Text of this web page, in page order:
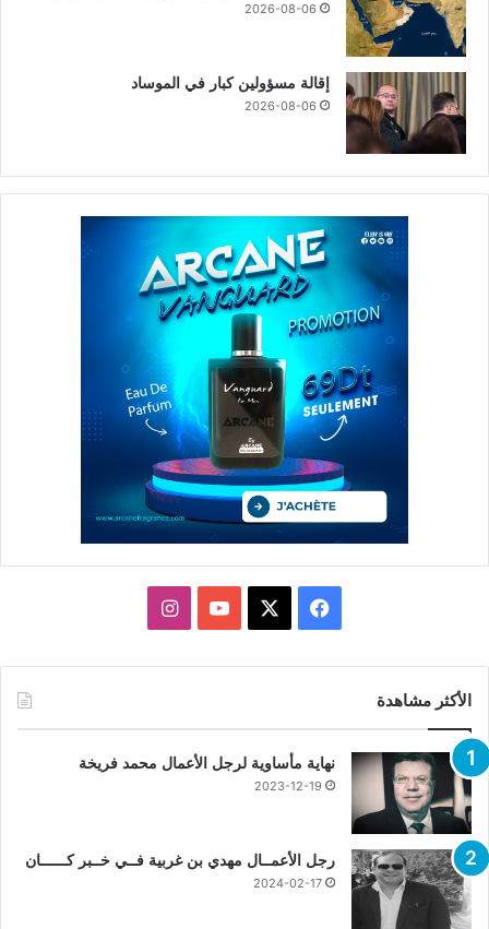
2026-08-06
إقالة مسؤولين كبار في الموساد
2026-08-06
فيسبوك يوتيوبانستقرام
الأكثر مشاهدة
نهاية مأساوية لرجل الأعمال محمد فريخة
2023-12-19
رجل الأعمــال مهدي بن غربية فــي خــبر كــــــان
2024-02-17